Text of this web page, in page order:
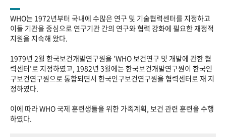
WHO는 1972년부터 국내에 수많은 연구 및 기술협력센터를 지정하고
이들 기관을 중심으로 연구기관 간의 연구와 협력 강화에 필요한 재정적
지원을 지속해 왔다.
1979년 2월 한국보건개발연구원을 'WHO 보건연구 및 개발에 관한 협
력센터'로 지정하였고, 1982년 3월에는 한국보건개발연구원이 한국인
구보건연구원으로 통합되면서 한국인구보건연구원을 협력센터로 재 지
정하였다.
이에 따라 WHO 국제 훈련생들을 위한 가족계획, 보건 관련 훈련을 수행
하였다.